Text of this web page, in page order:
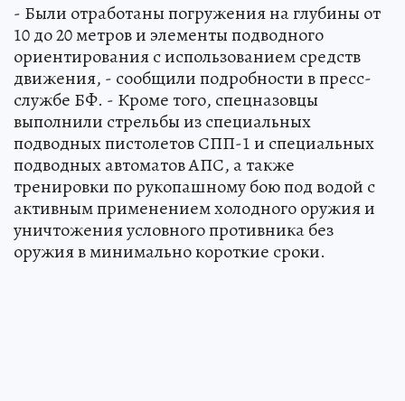
- Были отработаны погружения на глубины от
10 до 20 метров и элементы подводного
ориентирования с использованием средств
движения, - сообщили подробности в пресс-
службе БФ. - Кроме того, спецназовцы
выполнили стрельбы из специальных
подводных пистолетов СПП-1 и специальных
подводных автоматов АПС, а также
тренировки по рукопашному бою под водой с
активным применением холодного оружия и
уничтожения условного противника без
оружия в минимально короткие сроки.